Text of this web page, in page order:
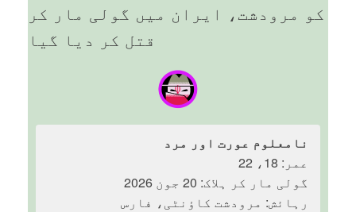
کو مرودشت، ایران میں گولی مار کر
قتل کر دیا گیا
نامعلوم عورت اور مرد
عمر: 18، 22
گولی مار کر ہلاک: 20 جون 2026
رہائش: مرودشت کاؤنٹی، فارس